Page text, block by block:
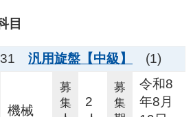
目
汎用旋盤【中級】 (1)
機械
募
集
2
募
集
令和8
年8月